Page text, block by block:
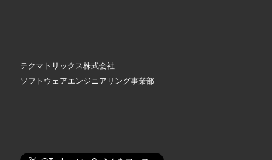
テクマトリックス株式会社
ソフトウェアエンジニアリング事業部